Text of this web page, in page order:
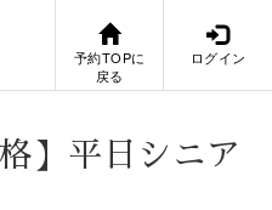
予約TOPに
戻る
ログイン
】平日シニア